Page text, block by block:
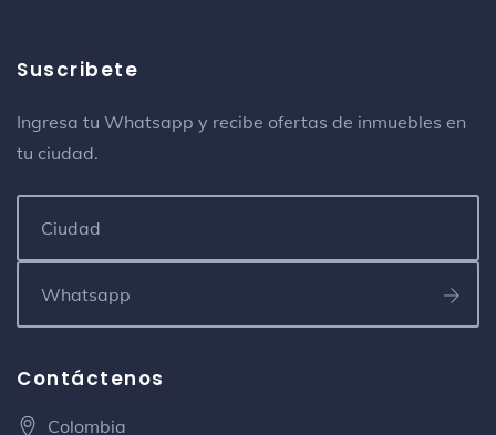
Gym At Four Points Sheraton
Hotel
Carrera 43 C, #6 Sur 100
Oficina
Suscribete
Ingresa tu Whatsapp y recibe ofertas de inmuebles en
tu ciudad.
Contáctenos
Colombia